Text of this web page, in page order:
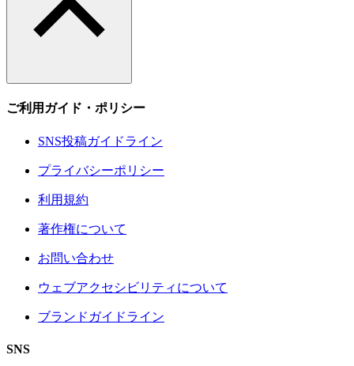
ご利用ガイド・ポリシー
SNS投稿ガイドライン
プライバシーポリシー
利用規約
著作権について
お問い合わせ
ウェブアクセシビリティについて
ブランドガイドライン
SNS